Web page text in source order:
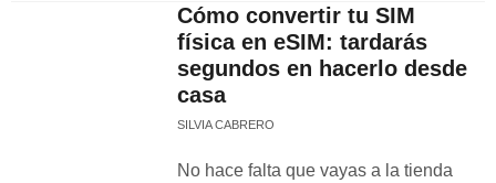
Cómo convertir tu SIM
física en eSIM: tardarás
segundos en hacerlo desde
casa
SILVIA CABRERO
No hace falta que vayas a la tienda